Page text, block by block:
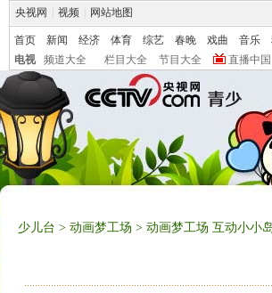
央视网 视频 网站地图
首页 新闻 经济 体育 综艺 春晚 戏曲 音乐
电视
频道大全 栏目大全 节目大全 直播中国
少儿台 > 动画梦工场 > 动画梦工场 互动小小